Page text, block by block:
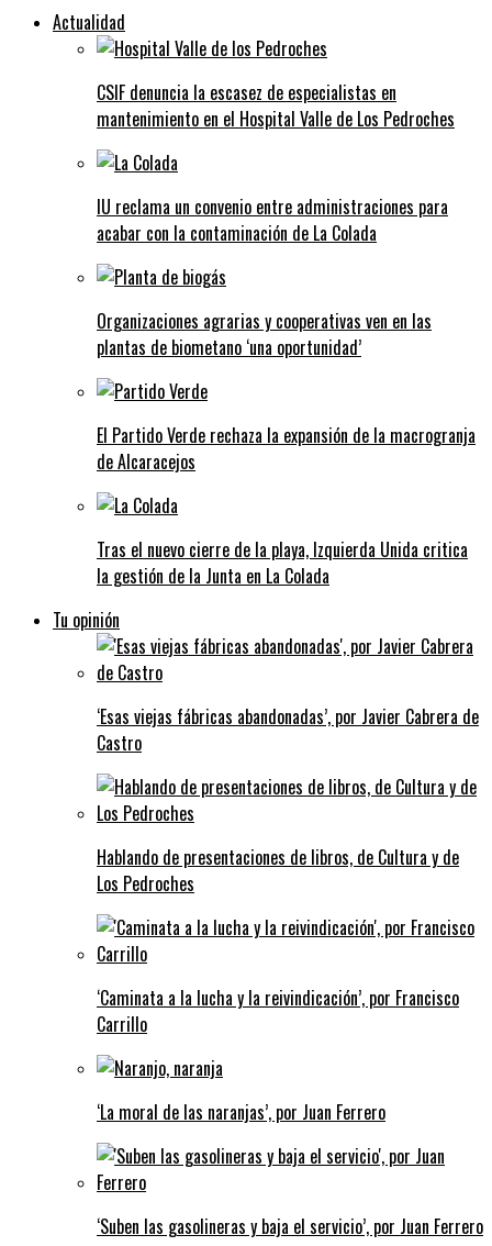
Actualidad
CSIF denuncia la escasez de especialistas en
mantenimiento en el Hospital Valle de Los Pedroches
IU reclama un convenio entre administraciones para
acabar con la contaminación de La Colada
Organizaciones agrarias y cooperativas ven en las
plantas de biometano ‘una oportunidad’
El Partido Verde rechaza la expansión de la macrogranja
de Alcaracejos
Tras el nuevo cierre de la playa, Izquierda Unida critica
la gestión de la Junta en La Colada
Tu opinión
‘Esas viejas fábricas abandonadas’, por Javier Cabrera de
Castro
Hablando de presentaciones de libros, de Cultura y de
Los Pedroches
‘Caminata a la lucha y la reivindicación’, por Francisco
Carrillo
‘La moral de las naranjas’, por Juan Ferrero
‘Suben las gasolineras y baja el servicio’, por Juan Ferrero